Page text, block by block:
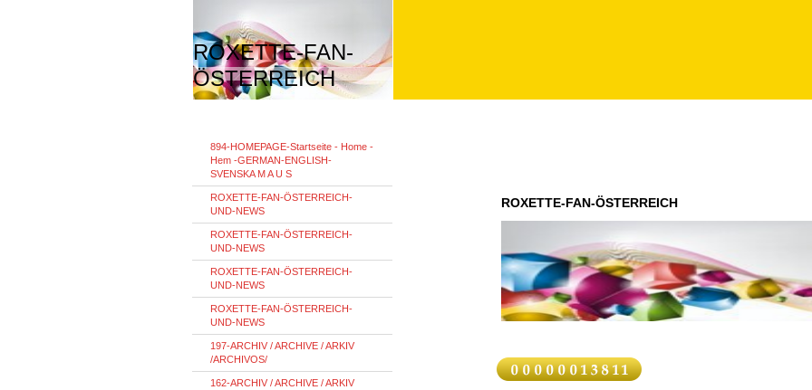
ROXETTE-FAN-
ÖSTERREICH
ROXETTE-FAN-ÖSTERREICH
894-HOMEPAGE-Startseite - Home -
Hem -GERMAN-ENGLISH-
SVENSKA M A U S
ROXETTE-FAN-ÖSTERREICH-
UND-NEWS
ROXETTE-FAN-ÖSTERREICH-
UND-NEWS
ROXETTE-FAN-ÖSTERREICH-
UND-NEWS
ROXETTE-FAN-ÖSTERREICH-
UND-NEWS
197-ARCHIV / ARCHIVE / ARKIV
/ARCHIVOS/
162-ARCHIV / ARCHIVE / ARKIV